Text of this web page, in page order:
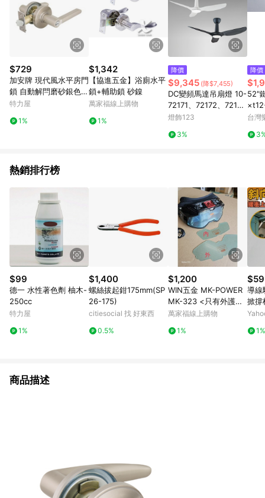
最佳解決方案，以創造優質居家環境為首要目標，成為消費者打
造幸福家園時的優先選擇。
$729
加安牌 現代風水平房門
鎖 自動解閂磨砂銀色 T
LP3X207
特力屋
1%
$1,342
【協進五金】浴廁水平
鎖+輔助鎖 砂鎳
萬家福線上購物
1%
降價
$9,345 (降$7,455)
DC變頻馬達吊扇燈 10-
72171、72172、7217
3、72174
燈飾123
3%
降價
52"
台灣
熱銷排行榜
$99
德一 水性著色劑 柚木-
250cc
特力屋
1%
$1,400
螺絲拔起鉗175mm(SP
26-175)
citiesocial 找 好東西
0.5%
$1,200
WIN五金 MK-POWER
MK-323 <只有外護片
+內(一次五組)> 液晶
電焊安全眼鏡 焊接眼鏡
萬家福線上購物
1%
導線
掀撐
桿/
1%
商品描述